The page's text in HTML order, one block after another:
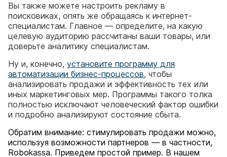
Вы также можете настроить рекламу в
поисковиках, опять же обращаясь к интернет-
специалистам. Главное ― определите, на какую
целевую аудиторию рассчитаны ваши товары, или
доверьте аналитику специалистам.
Ну и, конечно, установите программу для
автоматизации бизнес-процессов, чтобы
анализировать продажи и эффективность тех или
иных маркетинговых мер. Программы такого толка
полностью исключают человеческий фактор ошибки
и подробно анализируют состояние сбыта.
Обратим внимание: стимулировать продажи можно,
используя возможности партнеров — в частности,
Robokassa. Приведем простой пример. В нашем